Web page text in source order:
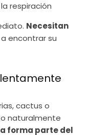
respiración
Necesitan
encontrar su
cactus o
naturalmente
forma parte del